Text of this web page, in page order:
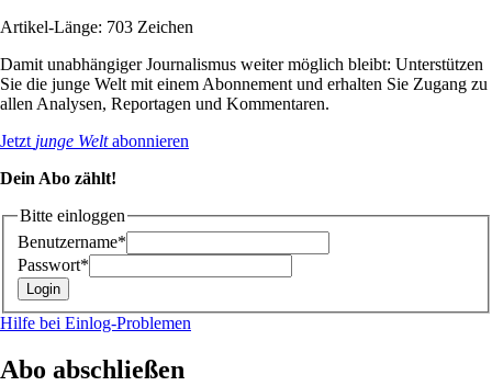
Artikel-Länge: 703 Zeichen
Damit unabhängiger Journalismus weiter möglich bleibt: Unterstützen
Sie die junge Welt mit einem Abonnement und erhalten Sie Zugang zu
allen Analysen, Reportagen und Kommentaren.
Jetzt junge Weltabonnieren
Dein Abo zählt!
Bitte einloggen
Benutzername*
Passwort*
Hilfe bei Einlog-Problemen
Abo abschließen